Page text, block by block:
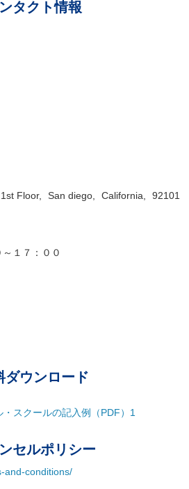
タクト情報
Floor San diego California
92101
１７：００
ダウンロード
スクールの記入例（PDF）1
セルポリシー
and-conditions/